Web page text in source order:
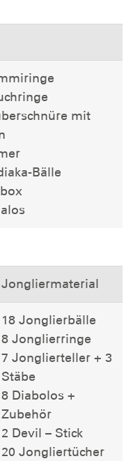
mit
Bälle
Jongliermaterial
18 Jonglierbälle
8 Jonglierringe
7 Jonglierteller + 3
Stäbe
8 Diabolos +
Zubehör
2 Devil – Stick
20 Jongliertücher